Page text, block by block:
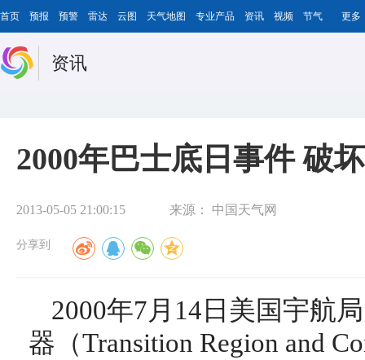
首页 预报 预警 雷达 云图 天气地图 专业产品 资讯 视频 节气 更多
资讯
2000年巴士底日事件 破
2013-05-05 21:00:15 来源： 中国天气网
分享到
2000年7月14日美国宇航
器（Transition Region and